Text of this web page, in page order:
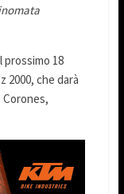
prossimo 18
2000, che darà